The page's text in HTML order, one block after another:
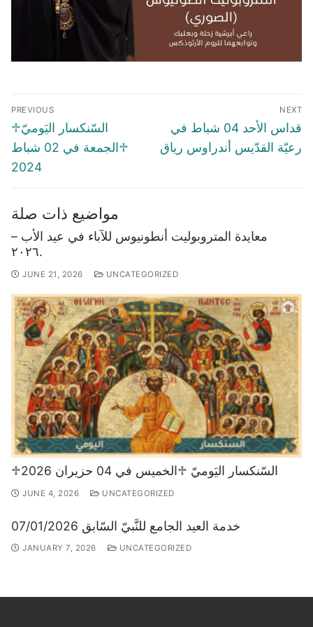
Post
navigation
PREVIOUS
Previous
post:
♱السّنكسار اليَوميّ
♱الجمعة في 02 شباط
2024
NEXT
Next
post:
قداس الأحد 04 شباط في
رعيّة القدّيس أندراوس رياق
مواضيع ذات صلة
معايدة المتروبوليت أنطونيوس للآباء في عيد الأب –
٢٠٢٦.
JUNE 21, 2026 UNCATEGORIZED
♱السّنكسار اليَوميّ ♱الخميس في 04 حزيران 2026
JUNE 4, 2026 UNCATEGORIZED
خدمة العيد الجامع للنَّبيّ السّابق 07/01/2026
JANUARY 7, 2026 UNCATEGORIZED